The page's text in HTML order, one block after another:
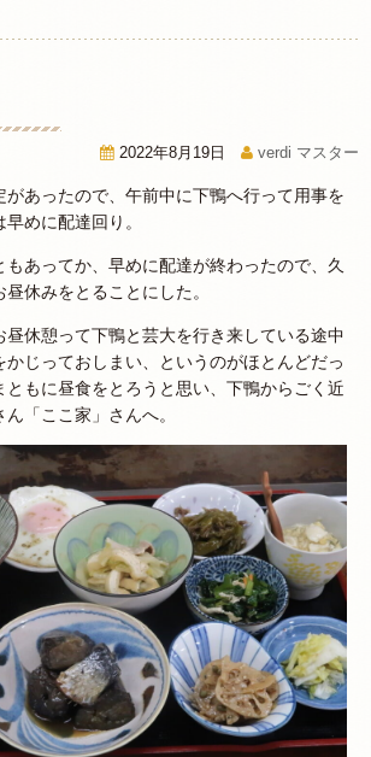
2022年8月19日 verdi マスター
があったので、午前中に下鴨へ行って用事を
めに配達回り。
もあってか、早めに配達が終わったので、久
休みをとることにした。
昼休憩って下鴨と芸大を行き来している途中
かじっておしまい、というのがほとんどだっ
ともに昼食をとろうと思い、下鴨からごく近
「ここ家」さんへ。